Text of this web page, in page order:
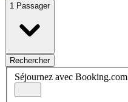
1 Passager
Rechercher
Séjournez avec Booking.com